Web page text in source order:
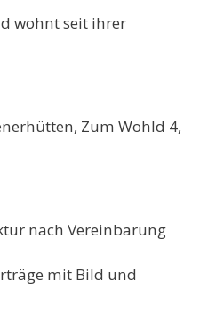
wohnt seit ihrer
Zum Wohld 4,
nach Vereinbarung
mit Bild und